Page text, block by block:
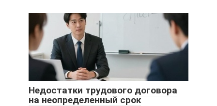
Недостатки трудового договора
на неопределенный срок